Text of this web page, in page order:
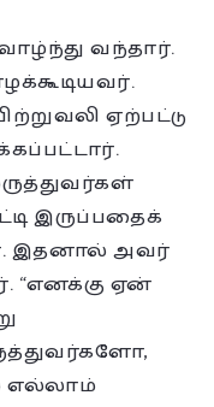
வந்தார்.
ஏற்பட்டு
இருப்பதைக்
இதனால் அவர்
“எனக்கு ஏன்
எல்லாம்